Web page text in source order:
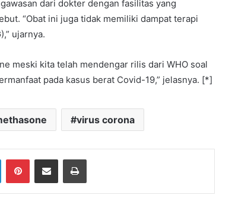
dari dokter dengan fasilitas yang
“Obat ini juga tidak memiliki dampat terapi
ujarnya.
meski kita telah mendengar rilis dari WHO soal
pada kasus berat Covid-19,” jelasnya. [*]
virus corona
LinkedInPinterestShare via Email Print